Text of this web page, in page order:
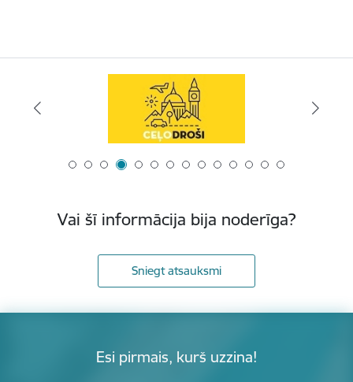
Vai šī informācija bija noderīga?
Sniegt atsauksmi
Esi pirmais, kurš uzzina!